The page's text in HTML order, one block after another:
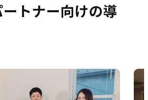
トナー向けの導